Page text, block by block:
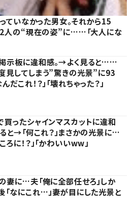
ていなかった男女。それから15
人の“現在の姿”に……「大人にな
示板に違和感。→よく見ると……
見してしまう”驚きの光景”に93
だこれ！？」「壊れちゃった？」
買ったシャインマスカットに違和
ると→「何これ？」まさかの光景に…
ろに！？」「かわいいww」
妻に…夫「俺に全部任せろ」しか
「なにこれ…」妻が目にした光景と